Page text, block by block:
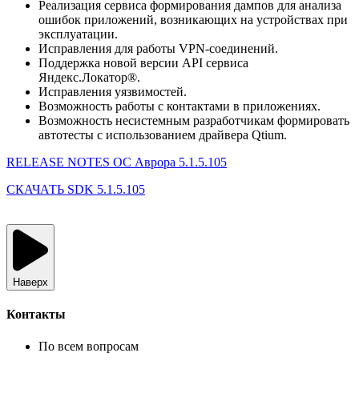
Реализация сервиса формирования дампов для анализа
ошибок приложений, возникающих на устройствах при
эксплуатации.
Исправления для работы VPN-соединений.
Поддержка новой версии API сервиса
Яндекс.Локатор®.
Исправления уязвимостей.
Возможность работы с контактами в приложениях.
Возможность несистемным разработчикам формировать
автотесты с использованием драйвера Qtium.
RELEASE NOTES ОС Аврора 5.1.5.105
СКАЧАТЬ SDK 5.1.5.105
Наверх
Контакты
По всем вопросам